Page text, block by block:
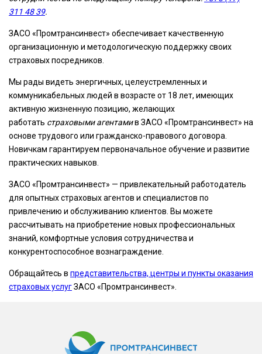
311 48 39.
ЗАСО «Промтрансинвест» обеспечивает качественную
организационную и методологическую поддержку своих
страховых посредников.
Мы рады видеть энергичных, целеустремленных и
коммуникабельных людей в возрасте от 18 лет, имеющих
активную жизненную позицию, желающих
работать страховыми агентамив ЗАСО «Промтрансинвест» на
основе трудового или гражданско-правового договора.
Новичкам гарантируем первоначальное обучение и развитие
практических навыков.
ЗАСО «Промтрансинвест» — привлекательный работодатель
для опытных страховых агентов и специалистов по
привлечению и обслуживанию клиентов. Вы можете
рассчитывать на приобретение новых профессиональных
знаний, комфортные условия сотрудничества и
конкурентоспособное вознаграждение.
Обращайтесь в представительства, центры и пункты оказания
страховых услугЗАСО «Промтрансинвест».